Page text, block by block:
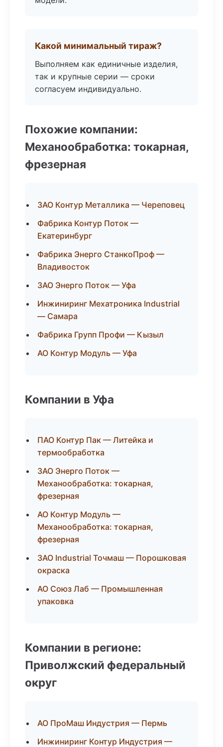
Какой минимальный тираж?
Выполняем как единичные изделия,
так и крупные серии — сроки
согласуем индивидуально.
Похожие компании:
Механообработка: токарная,
фрезерная
ЗАО Контур Металлика — Череповец
Фабрика Контур Поток —
Екатеринбург
Фабрика Энерго СтанкоПроф —
Владивосток
ЗАО Энерго Поток — Уфа
Инжиниринг Мехатроника Industrial
— Самара
Фабрика Групп Профи — Кызыл
АО Контур Модуль — Уфа
Компании в Уфа
ПАО Контур Пак — Литейка и
термообработка
ЗАО Энерго Поток —
Механообработка: токарная,
фрезерная
АО Контур Модуль —
Механообработка: токарная,
фрезерная
ЗАО Industrial Точмаш — Порошковая
окраска
АО Союз Лаб — Промышленная
упаковка
Компании в регионе:
Приволжский федеральный
округ
АО ПроМаш Индустрия — Пермь
Инжиниринг Контур Индустрия —